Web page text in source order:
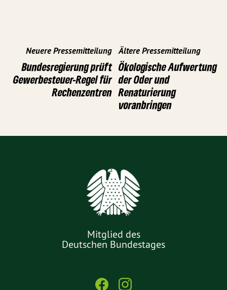
Neuere Pressemitteilung
Bundesregierung prüft
Gewerbesteuer-Regel für
Rechenzentren
Ältere Pressemitteilung
Ökologische Aufwertung
der Oder und
Renaturierung
voranbringen
Mitglied des
Deutschen Bundestages